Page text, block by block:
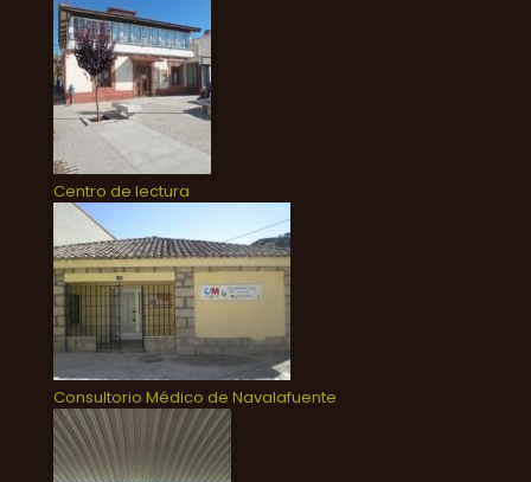
Centro de lectura
Consultorio Médico de Navalafuente